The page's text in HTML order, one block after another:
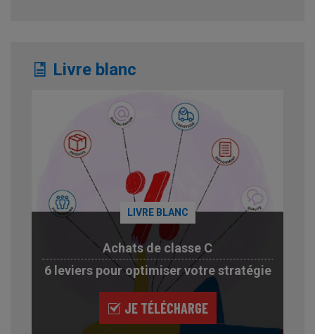
Livre blanc
LIVRE BLANC
Achats de classe C
6 leviers pour optimiser votre stratégie
JE TÉLÉCHARGE